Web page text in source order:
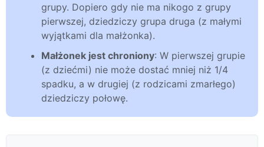
grupy. Dopiero gdy nie ma nikogo z grupy
pierwszej, dziedziczy grupa druga (z małymi
wyjątkami dla małżonka).
Małżonek jest chroniony: W pierwszej grupie
(z dziećmi) nie może dostać mniej niż 1/4
spadku, a w drugiej (z rodzicami zmarłego)
dziedziczy połowę.